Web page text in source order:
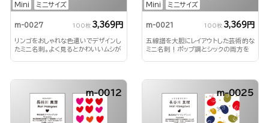
Mini ミニサイズ
m-0027 100枚 3,369円
リンゴをおしゃれな色遣いでデザインし
たミニ名刺。よく見るとかわいいムシが
Mini ミニサイズ
m-0021 100枚 3,369円
五線譜を大胆にレイアウトした芸術的な
ミニ名刺！ポップ調とシックの両方を
m-0012 m-0025